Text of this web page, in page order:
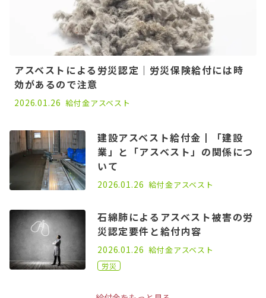
アスベストによる労災認定｜労災保険給付には時
効があるので注意
2022.08.31
2026.01.26 給付金アスベスト
建設アスベスト給付金┃「建設
業」と「アスベスト」の関係につ
いて
2022.07.20
2026.01.26 給付金アスベスト
石綿肺によるアスベスト被害の労
災認定要件と給付内容
2022.09.21
2026.01.26 給付金アスベスト
労災